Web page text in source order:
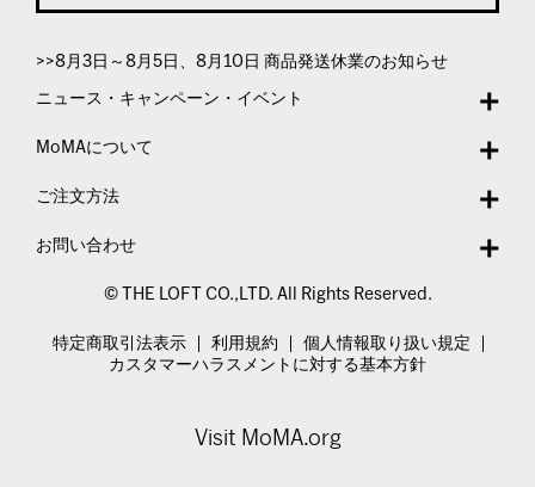
>>8月3日～8月5日、8月10日 商品発送休業のお知らせ
ニュース・キャンペーン・イベント
MoMAについて
ご注文方法
お問い合わせ
© THE LOFT CO.,LTD. All Rights Reserved.
特定商取引法表示 利用規約
個人情報取り扱い規定
カスタマーハラスメントに対する基本方針
Visit MoMA.org